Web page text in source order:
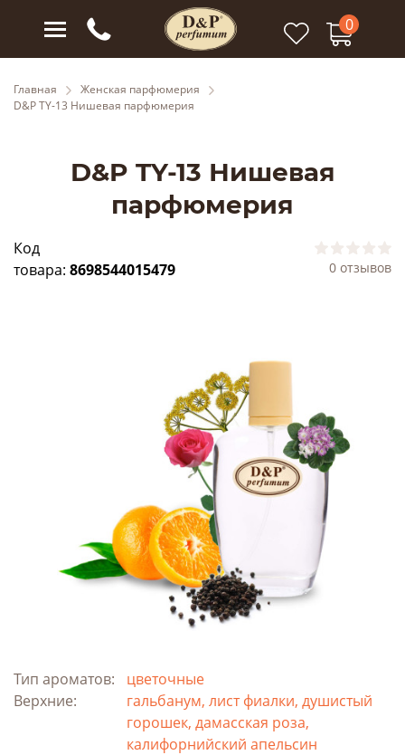
0
Главная
Женская парфюмерия
D&P TY-13 Нишевая парфюмерия
D&P TY-13 Нишевая
парфюмерия
Код
товара: 8698544015479 0 отзывов
Тип ароматов:
цветочные
Верхние:
гальбанум, лист фиалки, душистый
горошек, дамасская роза,
калифорнийский апельсин